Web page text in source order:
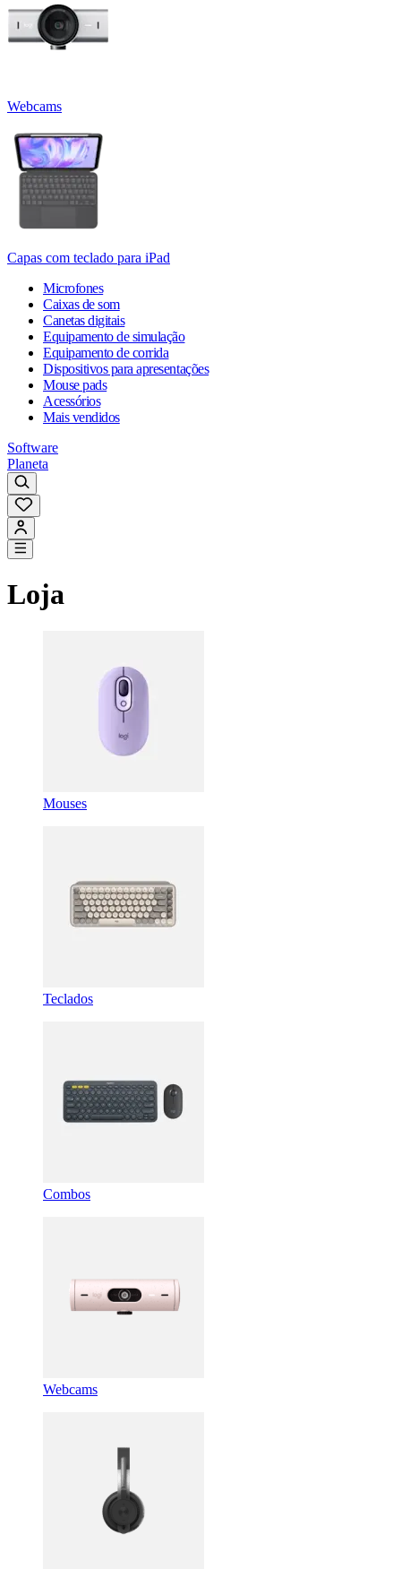
Webcams
Capas com teclado para iPad
Microfones
Caixas de som
Canetas digitais
Equipamento de simulação
Equipamento de corrida
Dispositivos para apresentações
Mouse pads
Acessórios
Mais vendidos
Software
Planeta
Loja
Mouses
Teclados
Combos
Webcams